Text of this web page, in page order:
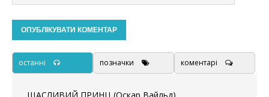
останні позначки коментарі
ЩАСЛИВИЙ ПРИНЦ (Оскар Вайльд)